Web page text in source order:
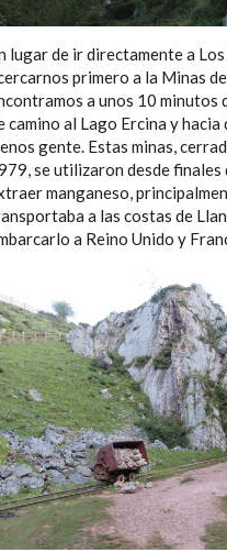
lugar de ir directamente a
primero a la Minas
a unos 10 minutos
camino al Lago Ercina y
gente. Estas minas,
se utilizaron desde finales
manganeso,
a las costas de
a Reino Unido y